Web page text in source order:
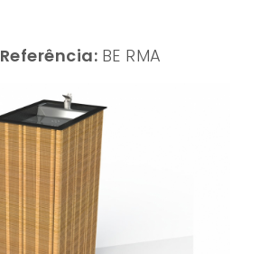
Referência: BE RMA